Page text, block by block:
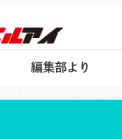
編集部より